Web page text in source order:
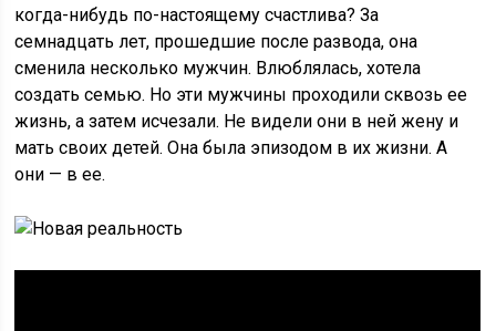
когда-нибудь по-настоящему счастлива? За
семнадцать лет, прошедшие после развода, она
сменила несколько мужчин. Влюблялась, хотела
создать семью. Но эти мужчины проходили сквозь ее
жизнь, а затем исчезали. Не видели они в ней жену и
мать своих детей. Она была эпизодом в их жизни. А
они — в ее.